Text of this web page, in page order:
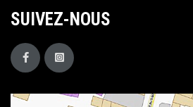
SUIVEZ-NOUS